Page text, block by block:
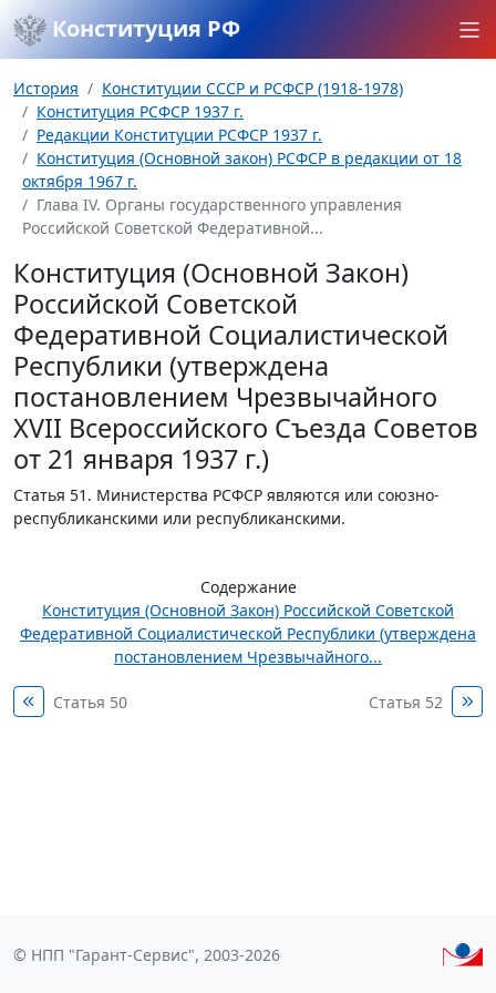
Конституция РФ
История
Конституции СССР и РСФСР (1918-1978)
Конституция РСФСР 1937 г.
Редакции Конституции РСФСР 1937 г.
Конституция (Основной закон) РСФСР в редакции от 18
октября 1967 г.
Глава IV. Органы государственного управления
Российской Советской Федеративной...
Конституция (Основной Закон)
Российской Советской
Федеративной Социалистической
Республики (утверждена
постановлением Чрезвычайного
XVII Всероссийского Съезда Советов
от 21 января 1937 г.)
Статья 51. Министерства РСФСР являются или союзно-
республиканскими или республиканскими.
Содержание
Конституция (Основной Закон) Российской Советской
Федеративной Социалистической Республики (утверждена
постановлением Чрезвычайного...
Статья 50 Статья 52
© НПП "Гарант-Сервис", 2003-2026